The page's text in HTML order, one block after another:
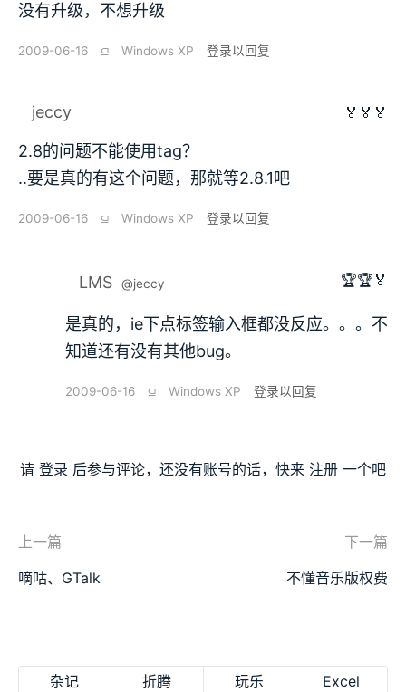
没有升级，不想升级
2009-06-16 ⫑ Windows XP 登录以回复
jeccy 🏅🏅🏅
2.8的问题不能使用tag？
..要是真的有这个问题，那就等2.8.1吧
2009-06-16 ⫑ Windows XP 登录以回复
LMS @jeccy 🏆🏆🏅
是真的，ie下点标签输入框都没反应。。。不
知道还有没有其他bug。
2009-06-16 ⫑ Windows XP 登录以回复
请 登录 后参与评论，还没有账号的话，快来 注册 一个吧
上一篇
嘀咕、GTalk
下一篇
不懂音乐版权费
杂记 折腾 玩乐
Excel